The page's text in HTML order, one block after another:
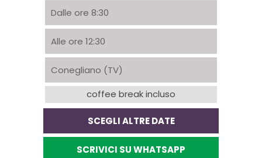
Dalle ore 8:30
Alle ore 12:30
Conegliano (TV)
coffee break incluso
SCEGLI ALTRE DATE
SCRIVICI SU WHATSAPP